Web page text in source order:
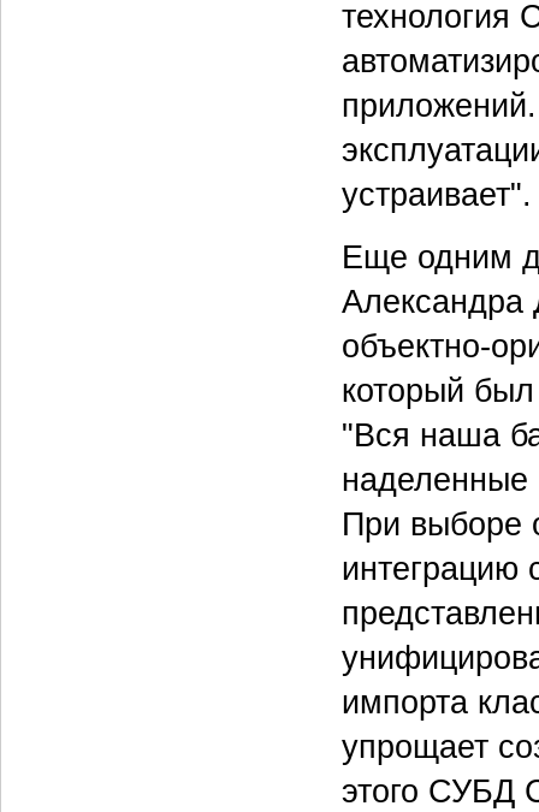
технология
устраивает".
Еще одним
Александра
объектно-
который
"Вся наша
При выборе
импорта
упрощает
этого СУБД